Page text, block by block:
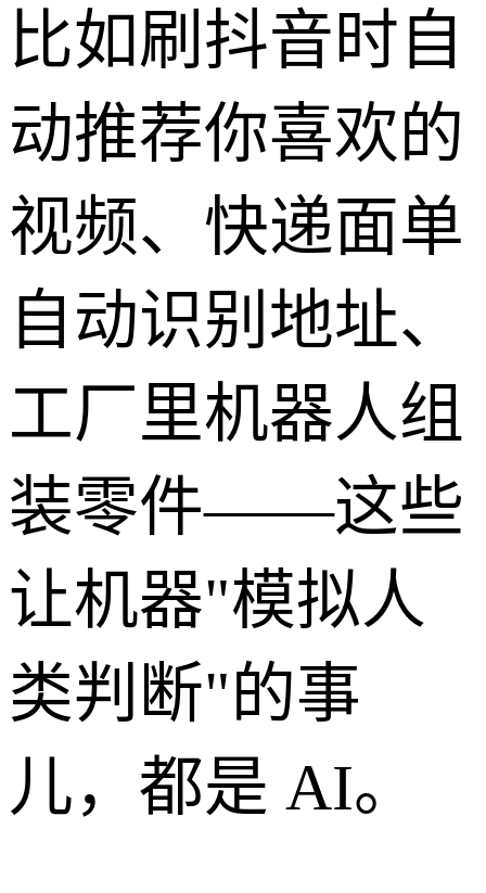
比如刷抖音时自
动推荐你喜欢的
视频、快递面单
自动识别地址、
工厂里机器人组
装零件——这些
让机器"模拟人
类判断"的事
儿，都是 AI。